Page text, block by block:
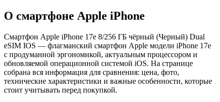
О смартфоне Apple iPhone
Смартфон Apple iPhone 17e 8/256 ГБ чёрный (Черный) Dual
eSIM IOS — флагманский смартфон Apple модели iPhone 17e
с продуманной эргономикой, актуальным процессором и
обновляемой операционной системой iOS. На странице
собрана вся информация для сравнения: цена, фото,
технические характеристики и важные особенности, которые
стоит учитывать перед покупкой.